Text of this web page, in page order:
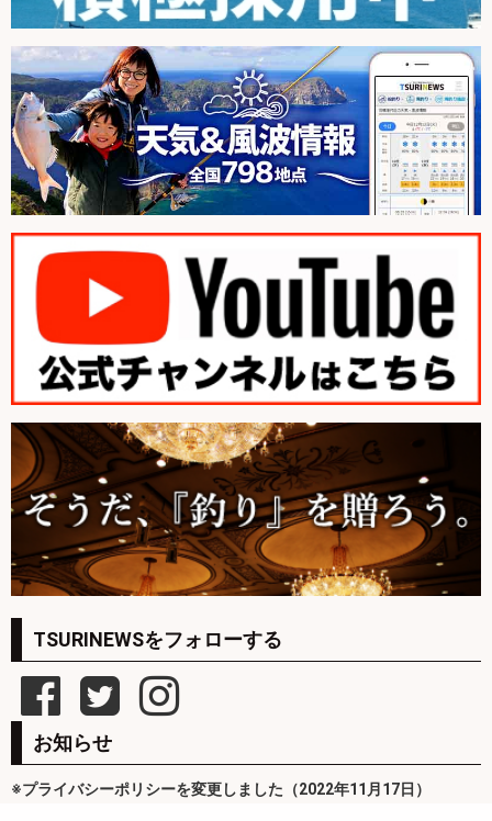
TSURINEWSをフォローする
お知らせ
※プライバシーポリシーを変更しました（2022年11月17日）